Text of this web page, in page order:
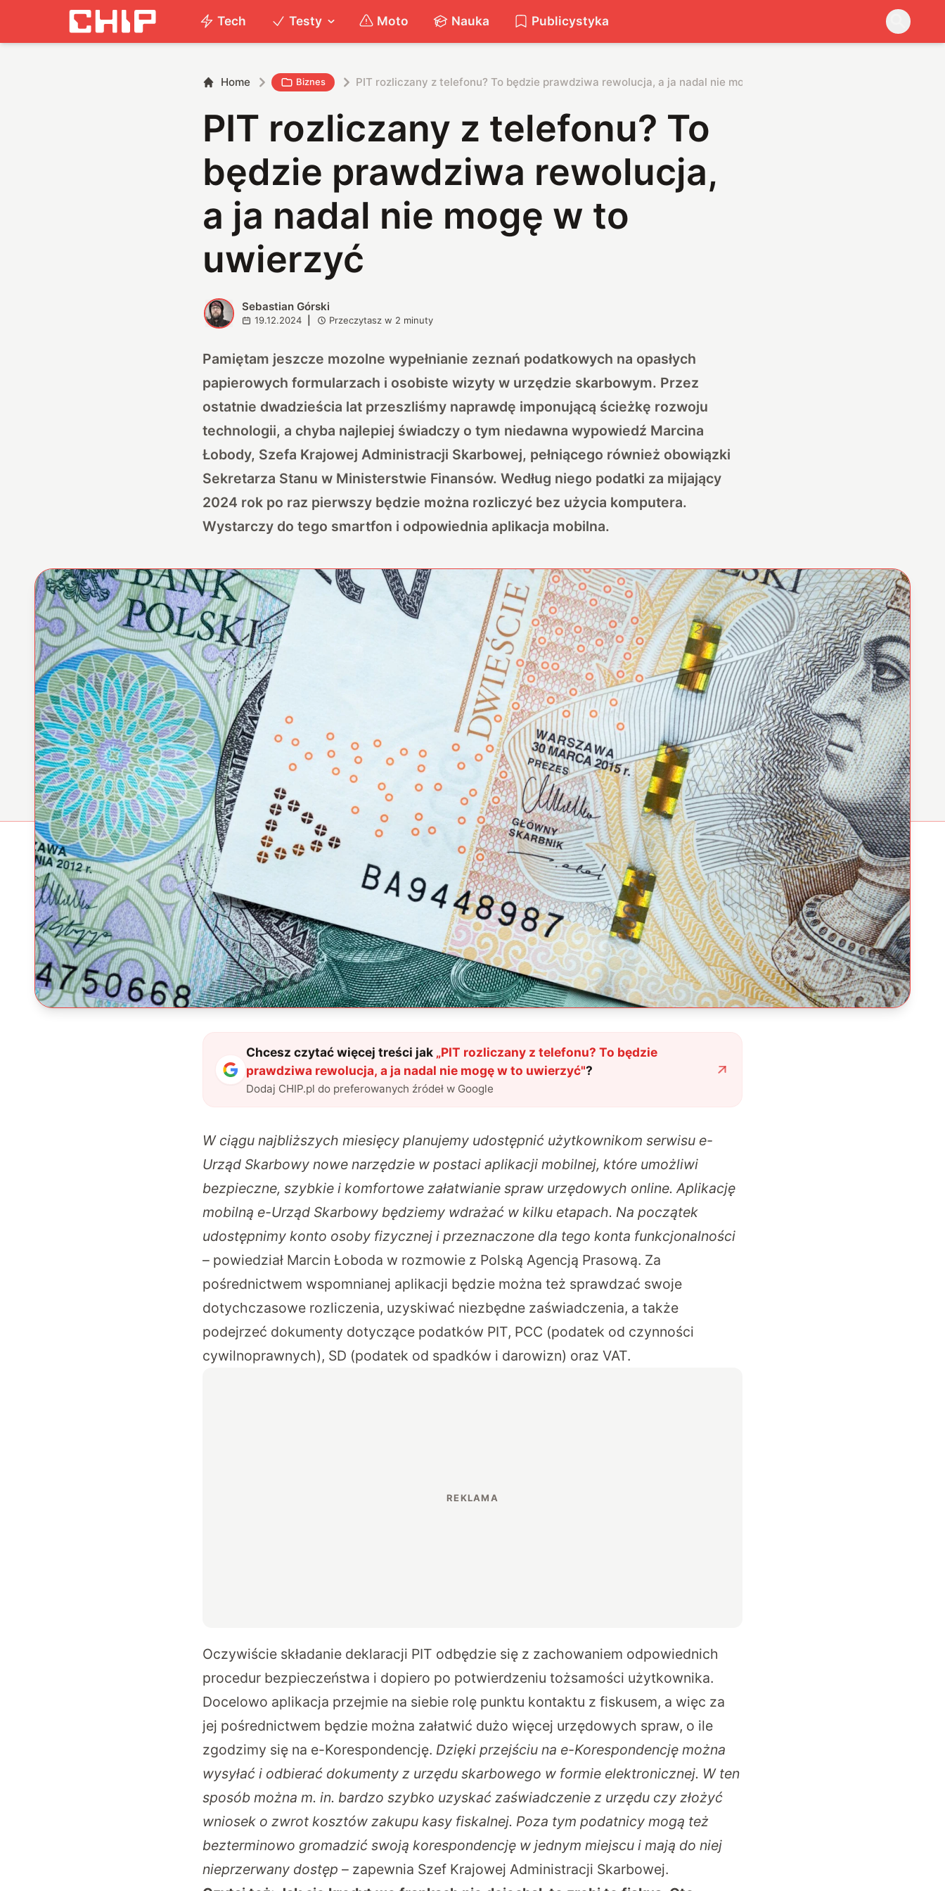
Tech Testy Moto Nauka Publicystyka
Home Biznes PIT rozliczany z telefonu? To będzie prawdziwa rewolucja, a ja nadal nie mogę w to uwierzyć
PIT rozliczany z telefonu? To
będzie prawdziwa rewolucja,
a ja nadal nie mogę w to
uwierzyć
S Sebastian Górski
19.12.2024 Przeczytasz w 2 minuty
Pamiętam jeszcze mozolne wypełnianie zeznań podatkowych na opasłych
papierowych formularzach i osobiste wizyty w urzędzie skarbowym. Przez
ostatnie dwadzieścia lat przeszliśmy naprawdę imponującą ścieżkę rozwoju
technologii, a chyba najlepiej świadczy o tym niedawna wypowiedź Marcina
Łobody, Szefa Krajowej Administracji Skarbowej, pełniącego również obowiązki
Sekretarza Stanu w Ministerstwie Finansów. Według niego podatki za mijający
2024 rok po raz pierwszy będzie można rozliczyć bez użycia komputera.
Wystarczy do tego smartfon i odpowiednia aplikacja mobilna.
Chcesz czytać więcej treści jak „PIT rozliczany z telefonu? To będzie
prawdziwa rewolucja, a ja nadal nie mogę w to uwierzyć"?
Dodaj CHIP.pl do preferowanych źródeł w Google
W ciągu najbliższych miesięcy planujemy udostępnić użytkownikom serwisu e-
Urząd Skarbowy nowe narzędzie w postaci aplikacji mobilnej, które umożliwi
bezpieczne, szybkie i komfortowe załatwianie spraw urzędowych online. Aplikację
mobilną e-Urząd Skarbowy będziemy wdrażać w kilku etapach. Na początek
udostępnimy konto osoby fizycznej i przeznaczone dla tego konta funkcjonalności
– powiedział Marcin Łoboda w rozmowie z Polską Agencją Prasową. Za
pośrednictwem wspomnianej aplikacji będzie można też sprawdzać swoje
dotychczasowe rozliczenia, uzyskiwać niezbędne zaświadczenia, a także
podejrzeć dokumenty dotyczące podatków PIT, PCC (podatek od czynności
cywilnoprawnych), SD (podatek od spadków i darowizn) oraz VAT.
Oczywiście składanie deklaracji PIT odbędzie się z zachowaniem odpowiednich
procedur bezpieczeństwa i dopiero po potwierdzeniu tożsamości użytkownika.
Docelowo aplikacja przejmie na siebie rolę punktu kontaktu z fiskusem, a więc za
jej pośrednictwem będzie można załatwić dużo więcej urzędowych spraw, o ile
zgodzimy się na e-Korespondencję. Dzięki przejściu na e-Korespondencję można
wysyłać i odbierać dokumenty z urzędu skarbowego w formie elektronicznej. W ten
sposób można m. in. bardzo szybko uzyskać zaświadczenie z urzędu czy złożyć
wniosek o zwrot kosztów zakupu kasy fiskalnej. Poza tym podatnicy mogą też
bezterminowo gromadzić swoją korespondencję w jednym miejscu i mają do niej
nieprzerwany dostęp – zapewnia Szef Krajowej Administracji Skarbowej.